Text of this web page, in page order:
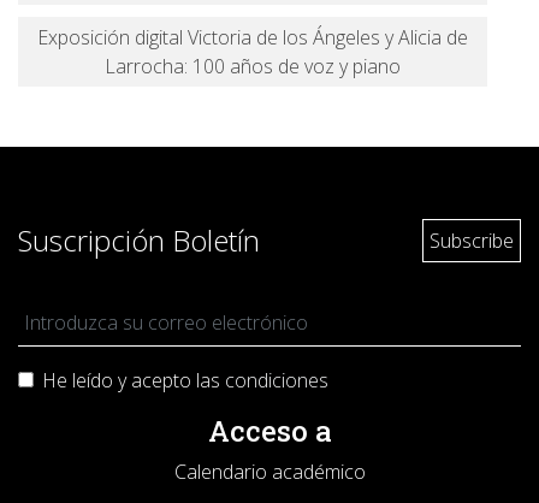
Exposición digital Victoria de los Ángeles y Alicia de
Larrocha: 100 años de voz y piano
Suscripción Boletín
He leído y acepto las condiciones
Acceso a
Calendario académico